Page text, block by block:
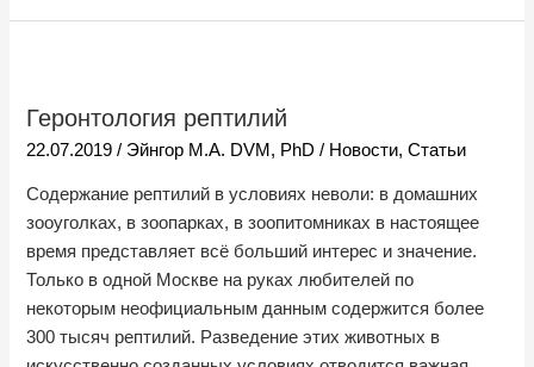
Геронтология рептилий
22.07.2019/ Эйнгор М.А. DVM, PhD/ Новости,Статьи
Содержание рептилий в условиях неволи: в домашних
зооуголках, в зоопарках, в зоопитомниках в настоящее
время представляет всё больший интерес и значение.
Только в одной Москве на руках любителей по
некоторым неофициальным данным содержится более
300 тысяч рептилий. Разведение этих животных в